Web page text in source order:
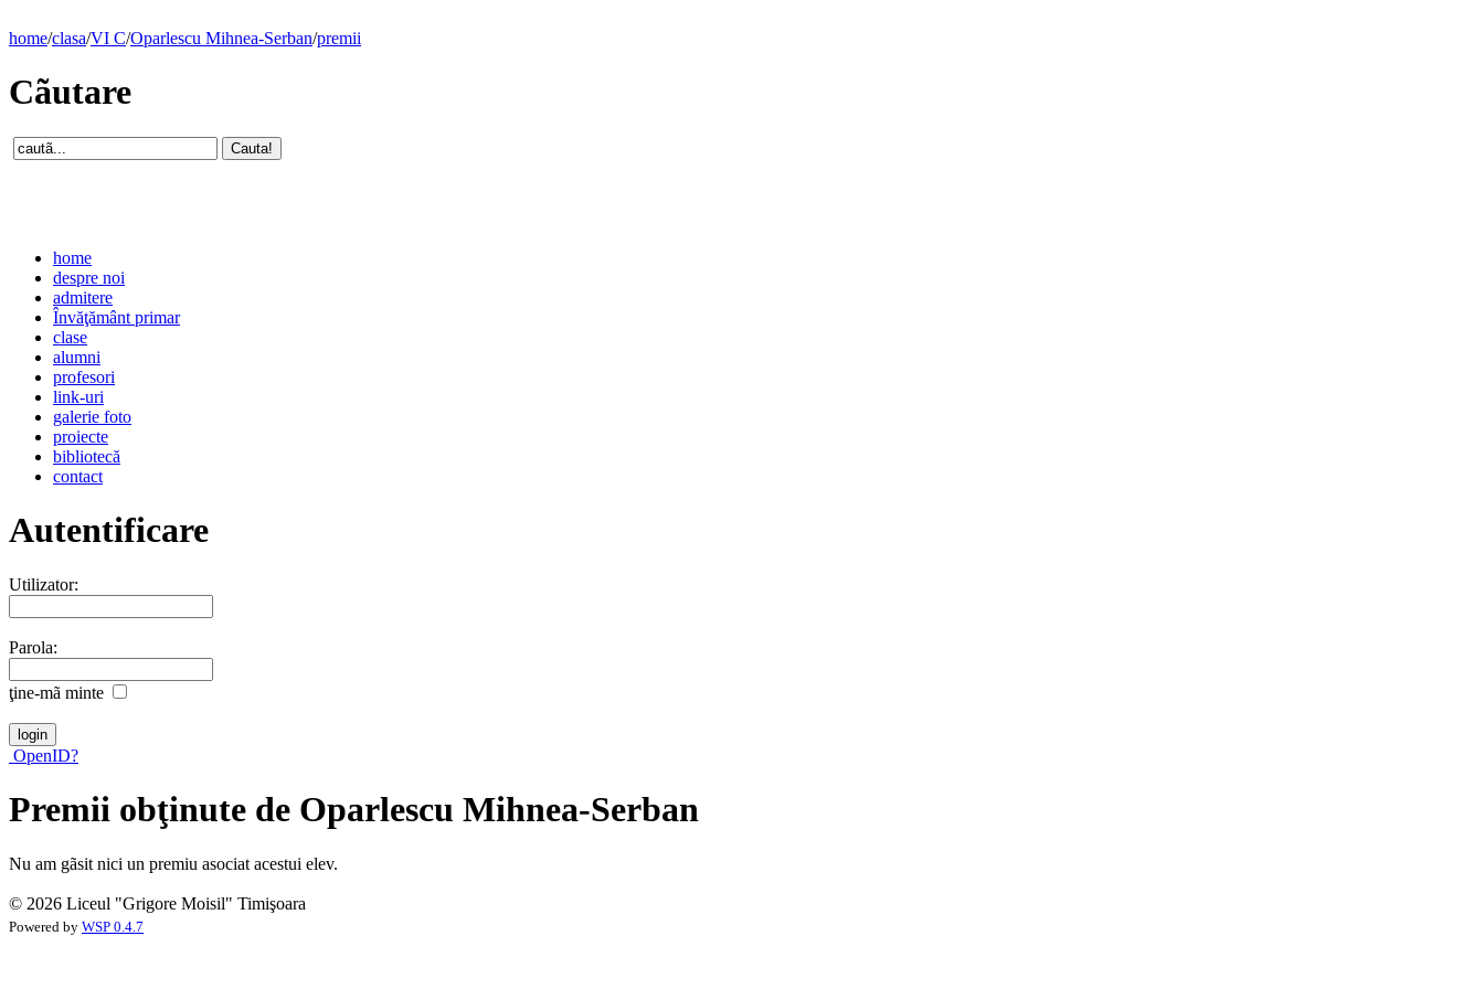
home/clasa/VI C/Oparlescu Mihnea-Serban/premii
Cãutare
home
despre noi
admitere
Învăţământ primar
clase
alumni
profesori
link-uri
galerie foto
proiecte
bibliotecă
contact
Autentificare
Utilizator:
Parola:
ţine-mã minte
OpenID?
Premii obţinute de Oparlescu Mihnea-Serban
Nu am gãsit nici un premiu asociat acestui elev.
© 2026 Liceul "Grigore Moisil" Timişoara
Powered by WSP 0.4.7